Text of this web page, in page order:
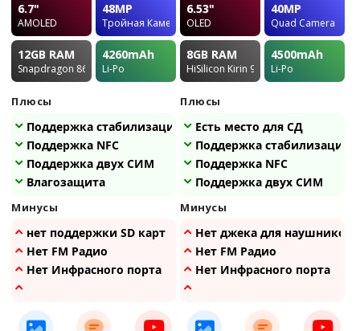
6.7"
AMOLED
48MP
Тройная Камера
12GB RAM
Snapdragon 865
4260mAh
Li-Po
Плюсы
Поддержка стабилизации
Поддержка NFC
Поддержка двух СИМ
Влагозащита
Минусы
нет поддержки SD карт
Нет FM Радио
Нет Инфрасного порта
6.53"
OLED
40MP
Quad Camera
8GB RAM
HiSilicon Kirin 990
4500mAh
Li-Po
Плюсы
Есть место для СД
Поддержка стабилизации
Поддержка NFC
Поддержка двух СИМ
Минусы
Нет джека для наушников
Нет FM Радио
Нет Инфрасного порта